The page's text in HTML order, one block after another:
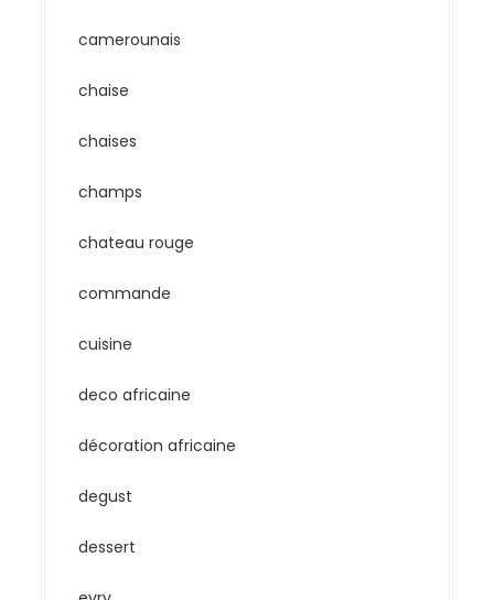
camerounais
chaise
chaises
champs
chateau rouge
commande
cuisine
deco africaine
décoration africaine
degust
dessert